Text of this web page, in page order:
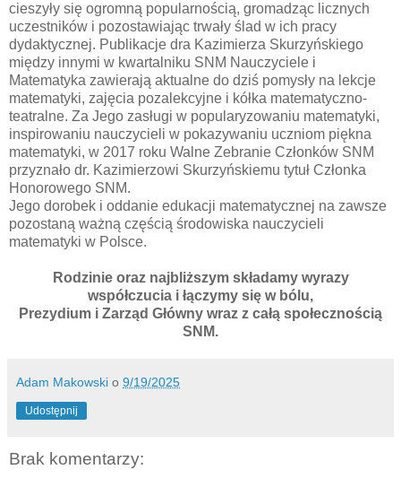
cieszyły się ogromną popularnością, gromadząc licznych
uczestników i pozostawiając trwały ślad w ich pracy
dydaktycznej. Publikacje dra Kazimierza Skurzyńskiego
między innymi w kwartalniku SNM Nauczyciele i
Matematyka zawierają aktualne do dziś pomysły na lekcje
matematyki, zajęcia pozalekcyjne i kółka matematyczno-
teatralne. Za Jego zasługi w popularyzowaniu matematyki,
inspirowaniu nauczycieli w pokazywaniu uczniom piękna
matematyki, w 2017 roku Walne Zebranie Członków SNM
przyznało dr. Kazimierzowi Skurzyńskiemu tytuł Członka
Honorowego SNM.
Jego dorobek i oddanie edukacji matematycznej na zawsze
pozostaną ważną częścią środowiska nauczycieli
matematyki w Polsce.
Rodzinie oraz najbliższym składamy wyrazy
współczucia i łączymy się w bólu,
Prezydium i Zarząd Główny wraz z całą społecznością
SNM.
Adam Makowski o 9/19/2025
Udostępnij
Brak komentarzy: